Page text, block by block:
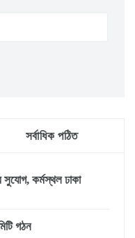
সর্বাধিক পঠিত
সুযোগ, কর্মস্থল ঢাকা
গঠন